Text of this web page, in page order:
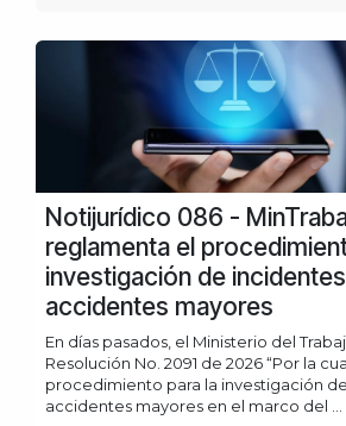
Notijurídico 086 -
reglamenta el
investigación de
accidentes mayores
En días pasados, el Ministerio del
Resolución No. 2091 de 2026 “Por la
procedimiento para la investigación
accidentes mayores en el marco del ...